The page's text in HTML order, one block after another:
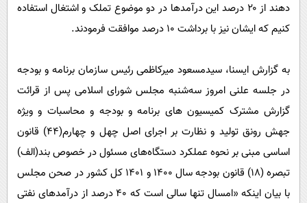
حوادث
سلامت
بین الملل
اجتماعی
حیات وحش
دهند از ۲۰ درصد این درآمدها در دو موضوع تملک و اشتغال استفاده
کنیم که ایشان نیز با برداشت ۱۰ درصد موافقت فرمودند.
به گزارش ایسنا، سیدمسعود میرکاظمی رئیس سازمان برنامه و بودجه
در جلسه علنی امروز سه‌شنبه مجلس شورای اسلامی پس از قرائت
گزارش مشترک کمیسیون های برنامه و بودجه و محاسبات و ویژه
جهش رونق تولید و نظارت بر اجرای اصل چهل و چهارم(۴۴) قانون
اساسی مبنی بر نحوه عملکرد دستگاه‌های مسئول در خصوص بند(الف)
تبصره (۱۸) قانون بودجه سال ۱۴۰۰ و ۱۴۰۱ کل کشور در صحن مجلس
با بیان اینکه «امسال تنها سالی است که ۴۰ درصد از درآمدهای نفتی